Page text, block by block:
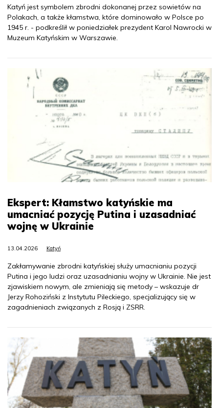
Katyń jest symbolem zbrodni dokonanej przez sowietów na
Polakach, a także kłamstwa, które dominowało w Polsce po
1945 r. - podkreślił w poniedziałek prezydent Karol Nawrocki w
Muzeum Katyńskim w Warszawie.
Ekspert: Kłamstwo katyńskie ma
umacniać pozycję Putina i uzasadniać
wojnę w Ukrainie
13.04.2026 Katyń
Zakłamywanie zbrodni katyńskiej służy umacnianiu pozycji
Putina i jego ludzi oraz uzasadnianiu wojny w Ukrainie. Nie jest
zjawiskiem nowym, ale zmieniają się metody – wskazuje dr
Jerzy Rohoziński z Instytutu Pileckiego, specjalizujący się w
zagadnieniach związanych z Rosją i ZSRR.